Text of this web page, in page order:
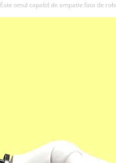
Este omul capabil de empatie fata de